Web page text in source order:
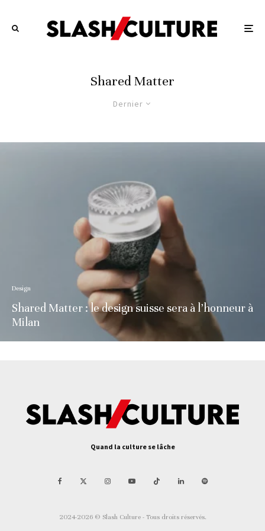
Shared Matter
Dernier
Design
Shared Matter : le design suisse sera à l’honneur à
Milan
Quand la culture se lâche
2024-2026 © Slash Culture - Tous droits réservés.